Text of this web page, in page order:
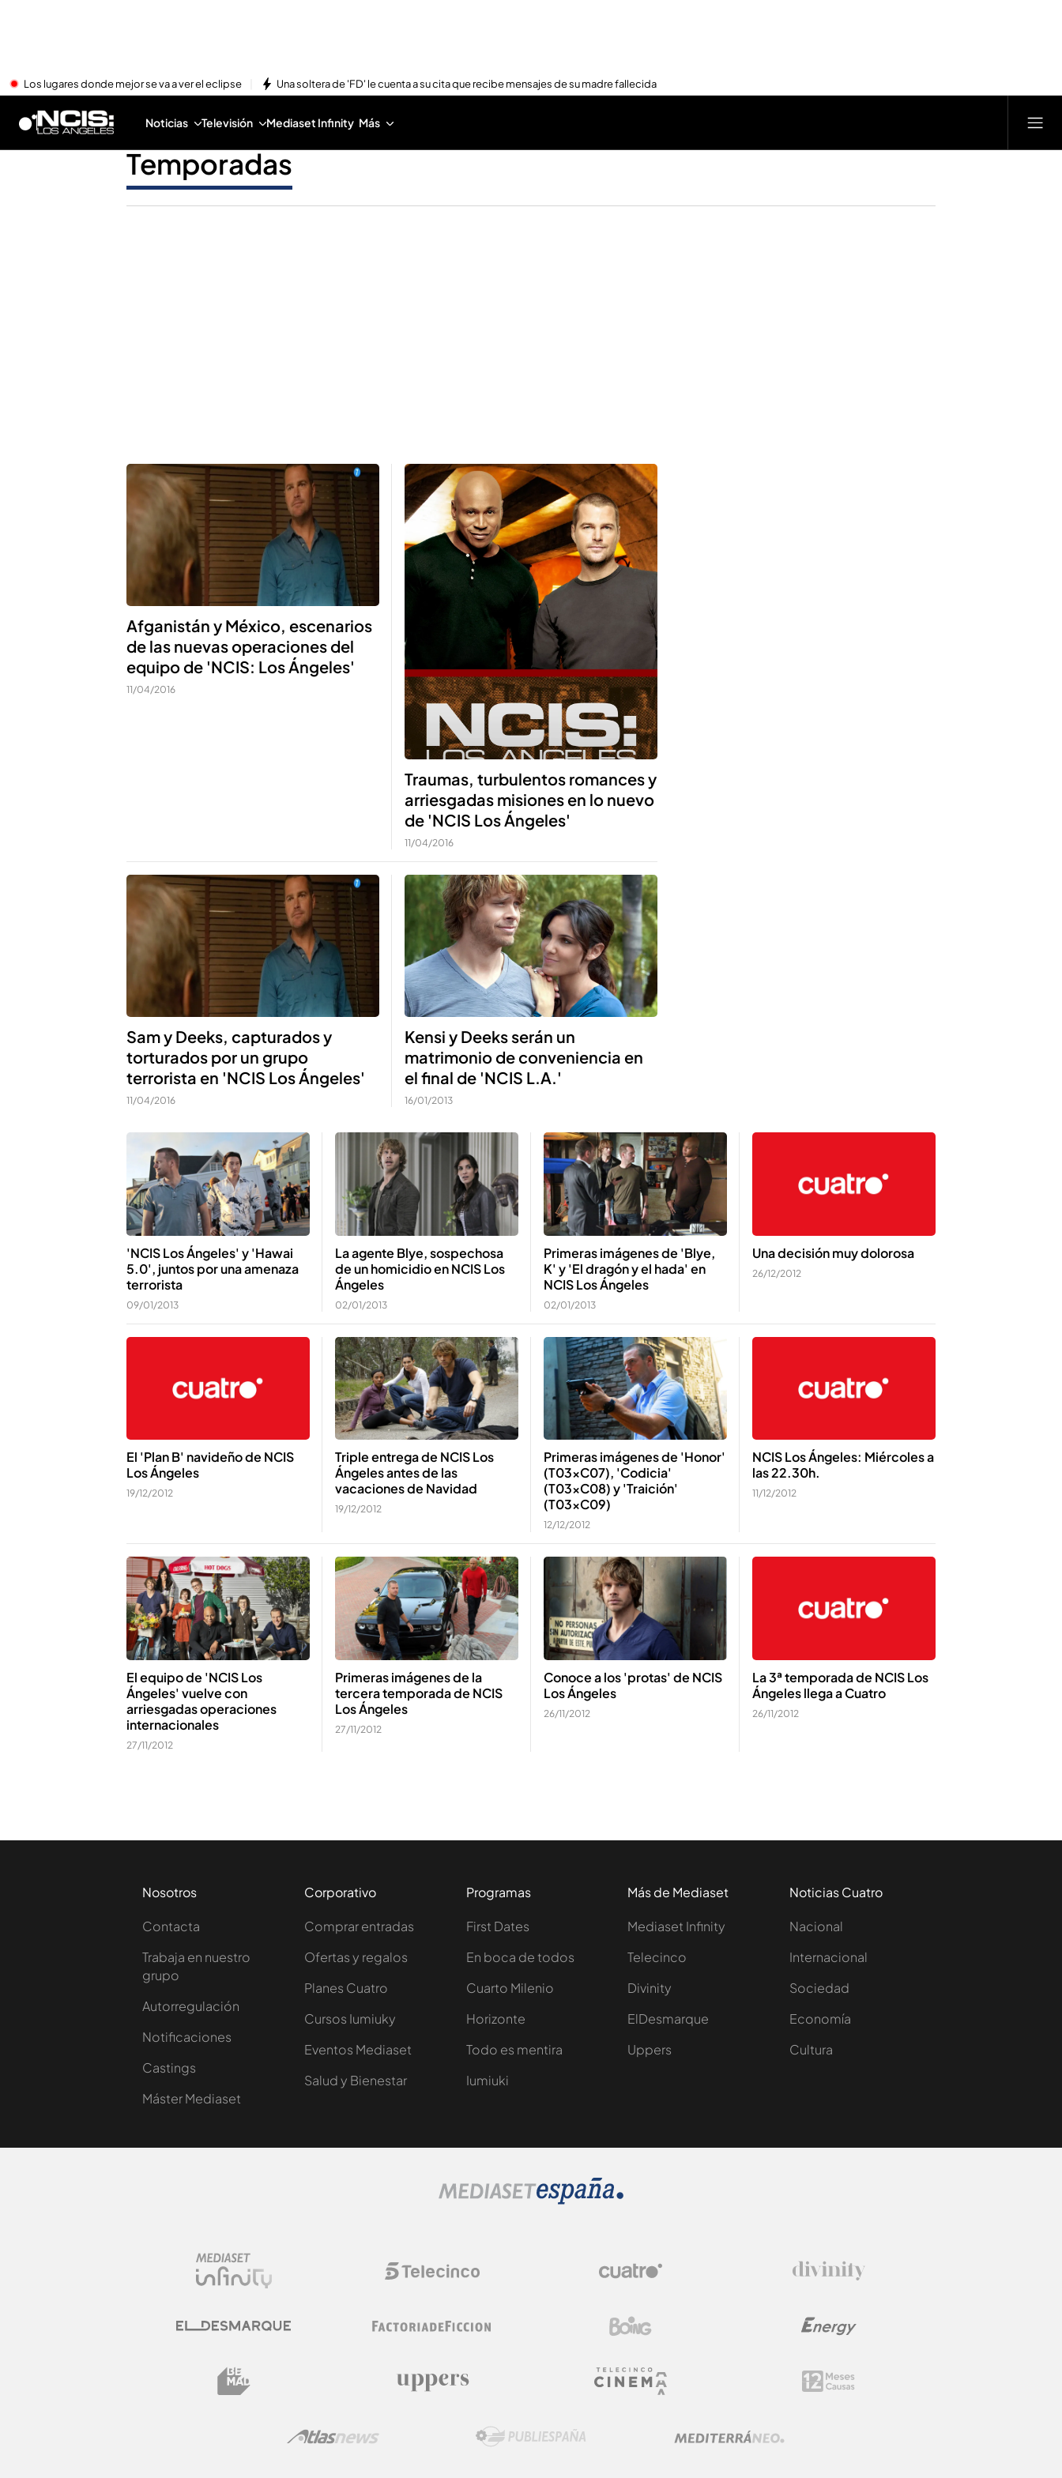
Los lugares donde mejor se va a ver el eclipse Una soltera de 'FD' le cuenta a su cita que recibe mensajes de su madre fallecida
Noticias Televisión Mediaset Infinity Más
Temporadas
Afganistán y México, escenarios
de las nuevas operaciones del
equipo de 'NCIS: Los Ángeles'
11/04/2016
Traumas, turbulentos romances y
arriesgadas misiones en lo nuevo
de 'NCIS Los Ángeles'
11/04/2016
Sam y Deeks, capturados y
torturados por un grupo
terrorista en 'NCIS Los Ángeles'
11/04/2016
Kensi y Deeks serán un
matrimonio de conveniencia en
el final de 'NCIS L.A.'
16/01/2013
'NCIS Los Ángeles' y 'Hawai
5.0', juntos por una amenaza
terrorista
09/01/2013
La agente Blye, sospechosa
de un homicidio en NCIS Los
Ángeles
02/01/2013
Primeras imágenes de 'Blye,
K' y 'El dragón y el hada' en
NCIS Los Ángeles
02/01/2013
Una decisión muy dolorosa
26/12/2012
El 'Plan B' navideño de NCIS
Los Ángeles
19/12/2012
Triple entrega de NCIS Los
Ángeles antes de las
vacaciones de Navidad
19/12/2012
Primeras imágenes de 'Honor'
(T03xC07), 'Codicia'
(T03xC08) y 'Traición'
(T03xC09)
12/12/2012
NCIS Los Ángeles: Miércoles a
las 22.30h.
11/12/2012
El equipo de 'NCIS Los
Ángeles' vuelve con
arriesgadas operaciones
internacionales
27/11/2012
Primeras imágenes de la
tercera temporada de NCIS
Los Ángeles
27/11/2012
Conoce a los 'protas' de NCIS
Los Ángeles
26/11/2012
La 3ª temporada de NCIS Los
Ángeles llega a Cuatro
26/11/2012
Nosotros
Contacta
Trabaja en nuestro
grupo
Autorregulación
Notificaciones
Castings
Máster Mediaset
Corporativo
Comprar entradas
Ofertas y regalos
Planes Cuatro
Cursos Iumiuky
Eventos Mediaset
Salud y Bienestar
Programas
First Dates
En boca de todos
Cuarto Milenio
Horizonte
Todo es mentira
Iumiuki
Más de Mediaset
Mediaset Infinity
Telecinco
Divinity
ElDesmarque
Uppers
Noticias Cuatro
Nacional
Internacional
Sociedad
Economía
Cultura